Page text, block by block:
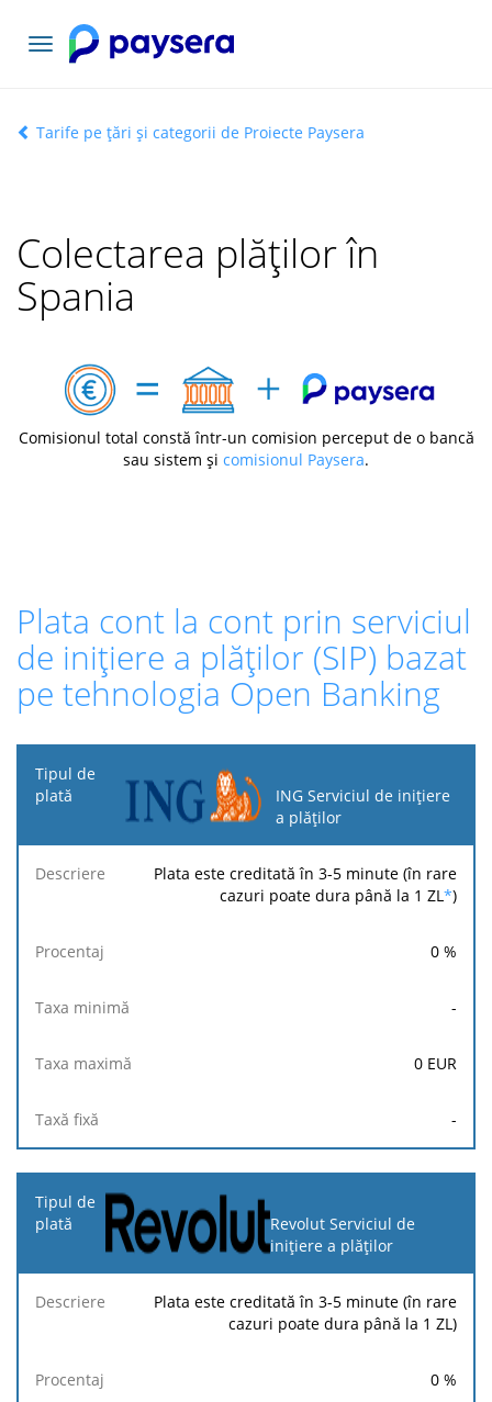
Comutați
navigarea
Tarife pe țări și categorii de Proiecte Paysera
Colectarea plăților în
Spania
Comisionul total constă într-un comision perceput de o bancă
sau sistem și comisionul Paysera.
Plata cont la cont prin serviciul
de inițiere a plăților (SIP) bazat
pe tehnologia Open Banking
Tipul
de
Descriere Procentaj
Taxa
minimă
Taxa
maximă
Taxă
fixă
ING Serviciul de inițiere
a plăților
Plata este creditată în 3-5 minute (în rare
cazuri poate dura până la 1 ZL *)
0 %
-
0 EUR
-
Revolut Serviciul de
inițiere a plăților
Plata este creditată în 3-5 minute (în rare
cazuri poate dura până la 1 ZL)
0 %